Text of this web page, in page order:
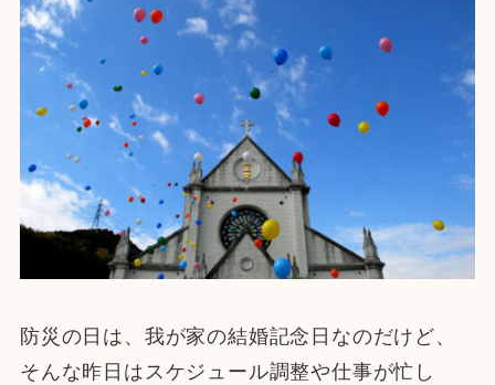
防災の日は、我が家の結婚記念日なのだけど、
そんな昨日はスケジュール調整や仕事が忙し